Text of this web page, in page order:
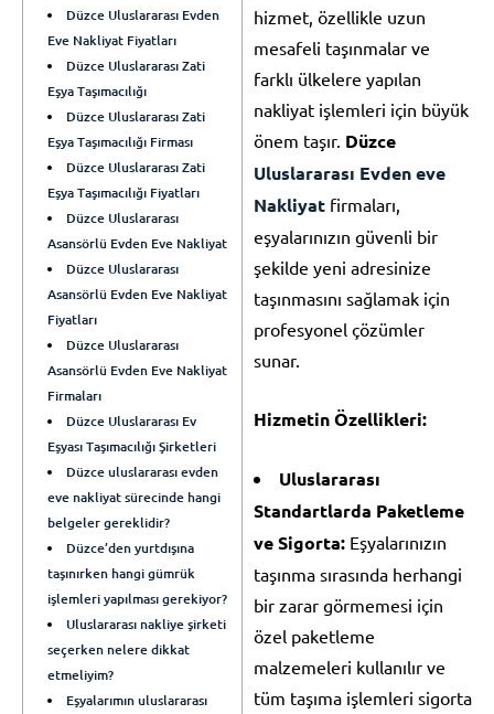
Düzce Uluslararası Evden
Eve Nakliyat Fiyatları
Düzce Uluslararası Zati
Eşya Taşımacılığı
Düzce Uluslararası Zati
Eşya Taşımacılığı Firması
Düzce Uluslararası Zati
Eşya Taşımacılığı Fiyatları
Düzce Uluslararası
Asansörlü Evden Eve Nakliyat
Düzce Uluslararası
Asansörlü Evden Eve Nakliyat
Fiyatları
Düzce Uluslararası
Asansörlü Evden Eve Nakliyat
Firmaları
Düzce Uluslararası Ev
Eşyası Taşımacılığı Şirketleri
Düzce uluslararası evden
eve nakliyat sürecinde hangi
belgeler gereklidir?
Düzce’den yurtdışına
taşınırken hangi gümrük
işlemleri yapılması gerekiyor?
Uluslararası nakliye şirketi
seçerken nelere dikkat
etmeliyim?
Eşyalarımın uluslararası
hizmet, özellikle uzun
mesafeli taşınmalar ve
farklı ülkelere yapılan
nakliyat işlemleri için büyük
önem taşır. Düzce
Uluslararası Evden eve
Nakliyat firmaları,
eşyalarınızın güvenli bir
şekilde yeni adresinize
taşınmasını sağlamak için
profesyonel çözümler
sunar.
Hizmetin Özellikleri:
Uluslararası
Standartlarda Paketleme
ve Sigorta: Eşyalarınızın
taşınma sırasında herhangi
bir zarar görmemesi için
özel paketleme
malzemeleri kullanılır ve
tüm taşıma işlemleri sigorta